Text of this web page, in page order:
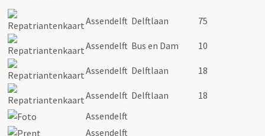
Assendelft Delftlaan 75
Assendelft Bus en Dam 10
Assendelft Delftlaan 18
Assendelft Delftlaan
18
Assendelft
Assendelft